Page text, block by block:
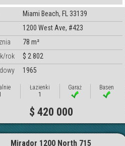
Miami Beach, FL 33139
1200 West Ave, #423
78 m²
rok
$ 2 802
1965
Łazienki
1
Garaż Basen
$ 420 000
Mirador 1200 North 715